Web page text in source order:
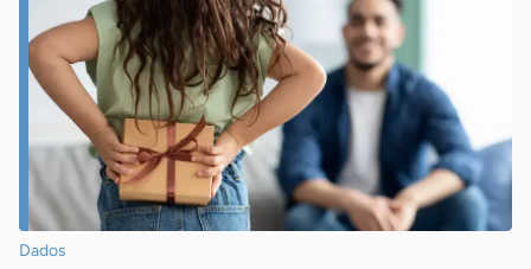
Dados